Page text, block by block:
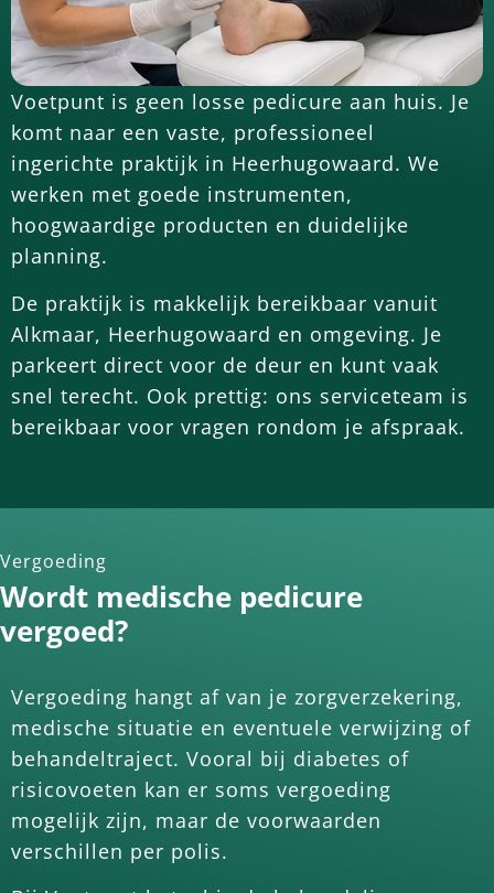
Voetpunt is geen losse pedicure aan huis. Je
komt naar een vaste, professioneel
ingerichte praktijk in Heerhugowaard. We
werken met goede instrumenten,
hoogwaardige producten en duidelijke
planning.
De praktijk is makkelijk bereikbaar vanuit
Alkmaar, Heerhugowaard en omgeving. Je
parkeert direct voor de deur en kunt vaak
snel terecht. Ook prettig: ons serviceteam is
bereikbaar voor vragen rondom je afspraak.
Vergoeding
Wordt medische pedicure
vergoed?
Vergoeding hangt af van je zorgverzekering,
medische situatie en eventuele verwijzing of
behandeltraject. Vooral bij diabetes of
risicovoeten kan er soms vergoeding
mogelijk zijn, maar de voorwaarden
verschillen per polis.